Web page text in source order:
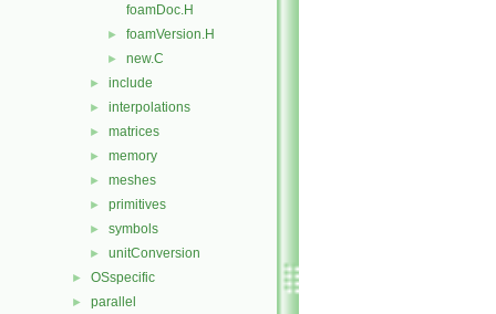
foamDoc.H
► foamVersion.H
► new.C
► include
► interpolations
► matrices
► memory
► meshes
► primitives
► symbols
► unitConversion
► OSspecific
► parallel